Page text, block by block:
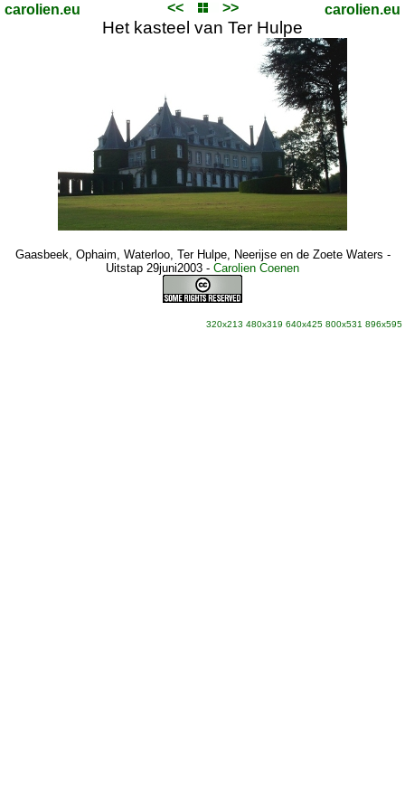
carolien.eu << >> carolien.eu
Het kasteel van Ter Hulpe
Gaasbeek, Ophaim, Waterloo, Ter Hulpe, Neerijse en de Zoete Waters -
Uitstap 29juni2003 - Carolien Coenen
320x213 480x319 640x425 800x531 896x595